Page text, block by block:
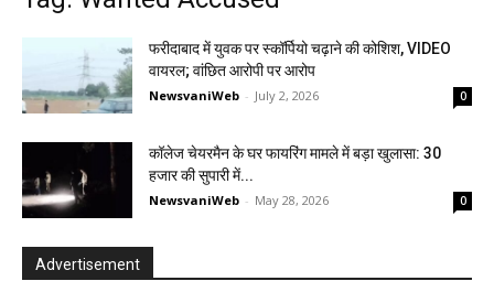
फरीदाबाद में युवक पर स्कॉर्पियो चढ़ाने की कोशिश, VIDEO
वायरल; वांछित आरोपी पर आरोप
NewsvaniWeb - July 2, 2026 0
कॉलेज चेयरमैन के घर फायरिंग मामले में बड़ा खुलासा: 30
हजार की सुपारी में...
NewsvaniWeb - May 28, 2026 0
Advertisement